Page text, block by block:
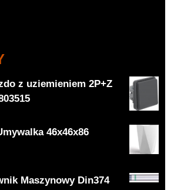
z uziemieniem 2P+Z
46x46x86
Maszynowy Din374